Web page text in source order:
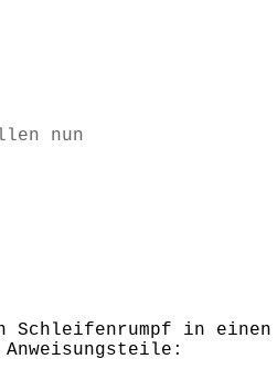
nun
Schleifenrumpf in einen